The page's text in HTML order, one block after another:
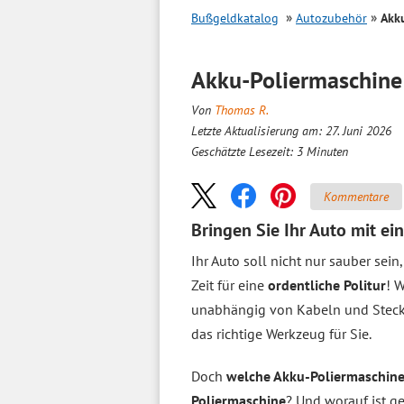
Bußgeldkatalog Autozubehör
Akku-
Von Thomas R.
Letzte Aktualisierung am: 27. Juni 2026
Geschätzte Lesezeit: 3 Minuten
Kommentare
Bringen Sie Ihr Auto mit
Ihr Auto soll nicht nur sauber
Zeit für eine ordentliche Politur!
unabhängig von Kabeln und
das richtige Werkzeug für Sie.
Doch welche Akku-Poliermaschine
Poliermaschine? Und worauf ist